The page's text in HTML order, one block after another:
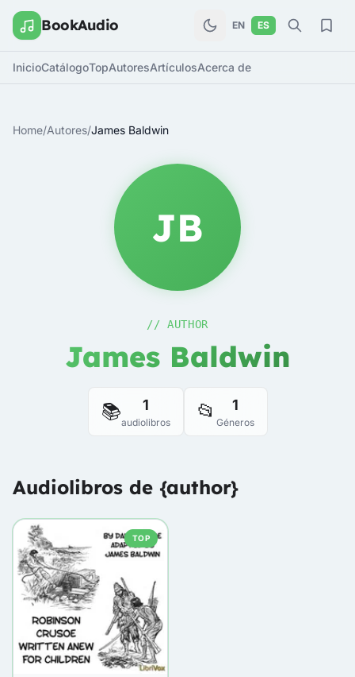
BookAudio EN ES
InicioCatálogoTopAutoresArtículosAcerca de
Home/Autores/James Baldwin
JB
// AUTHOR
James Baldwin
📚 1
audiolibros 📂 1
Géneros
Audiolibros de {author}
TOP